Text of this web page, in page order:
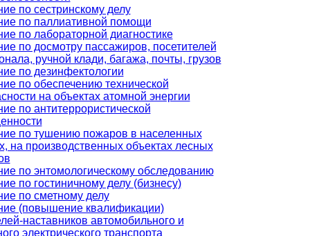
по сестринскому делу
по паллиативной помощи
по лабораторной диагностике
по досмотру пассажиров, посетителей
ручной клади, багажа, почты, грузов
по дезинфектологии
по обеспечению технической
на объектах атомной энергии
по антитеррористической
по тушению пожаров в населенных
на производственных объектах лесных
по энтомологическому обследованию
по гостиничному делу (бизнесу)
по сметному делу
(повышение квалификации)
наставников автомобильного и
электрического транспорта